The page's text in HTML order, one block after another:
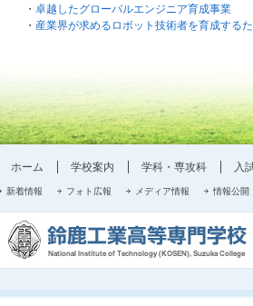
・ 卓越したグローバルエンジニア育成事業
・ 産業界が求めるロボット技術者を育成する
ホーム 学校案内 学科・専攻科 入
新着情報 フォト広報 メディア情報 情報公開